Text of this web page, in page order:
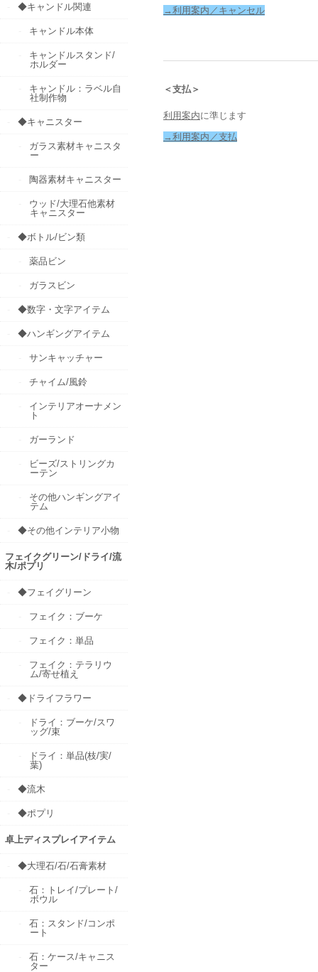
→利用案内／キャンセル
＜支払＞
利用案内に準じます
→利用案内／支払
◆キャンドル関連
キャンドル本体
キャンドルスタンド/
ホルダー
キャンドル：ラベル自
社制作物
◆キャニスター
ガラス素材キャニスタ
ー
陶器素材キャニスター
ウッド/大理石他素材
キャニスター
◆ボトル/ビン類
薬品ビン
ガラスビン
◆数字・文字アイテム
◆ハンギングアイテム
サンキャッチャー
チャイム/風鈴
インテリアオーナメン
ト
ガーランド
ビーズ/ストリングカ
ーテン
その他ハンギングアイ
テム
◆その他インテリア小物
フェイクグリーン/ドライ/流
木/ポプリ
◆フェイグリーン
フェイク：ブーケ
フェイク：単品
フェイク：テラリウ
ム/寄せ植え
◆ドライフラワー
ドライ：ブーケ/スワ
ッグ/束
ドライ：単品(枝/実/
葉)
◆流木
◆ポプリ
卓上ディスプレイアイテム
◆大理石/石/石膏素材
石：トレイ/プレート/
ボウル
石：スタンド/コンポ
ート
石：ケース/キャニス
ター